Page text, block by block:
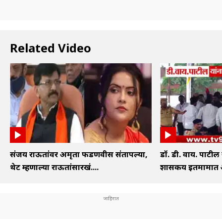
Related Video
संजय राऊतांवर अमृता फडणवीस संतापल्या,
थेट म्हणाल्या राऊतांसारखं....
डॉ. डी. वाय.
शासकीय